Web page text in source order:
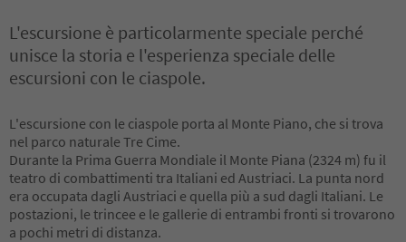
L'escursione è particolarmente speciale perché
unisce la storia e l'esperienza speciale delle
escursioni con le ciaspole.
L'escursione con le ciaspole porta al Monte Piano, che si trova
nel parco naturale Tre Cime.
Durante la Prima Guerra Mondiale il Monte Piana (2324 m) fu il
teatro di combattimenti tra Italiani ed Austriaci. La punta nord
era occupata dagli Austriaci e quella più a sud dagli Italiani. Le
postazioni, le trincee e le gallerie di entrambi fronti si trovarono
a pochi metri di distanza.